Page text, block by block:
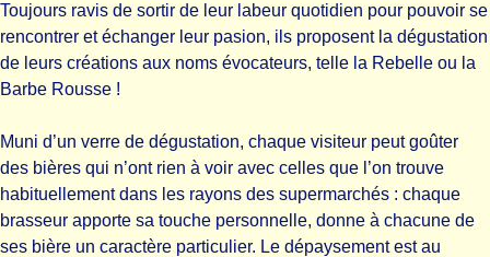
Toujours ravis de sortir de leur labeur quotidien pour pouvoir se
rencontrer et échanger leur pasion, ils proposent la dégustation
de leurs créations aux noms évocateurs, telle la Rebelle ou la
Barbe Rousse !
Muni d’un verre de dégustation, chaque visiteur peut goûter
des bières qui n’ont rien à voir avec celles que l’on trouve
habituellement dans les rayons des supermarchés : chaque
brasseur apporte sa touche personnelle, donne à chacune de
ses bière un caractère particulier. Le dépaysement est au